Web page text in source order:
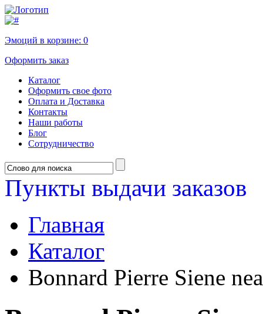
Эмоций в корзине: 0
Оформить заказ
Каталог
Оформить свое фото
Оплата и Доставка
Контакты
Наши работы
Блог
Сотрудничество
Пункты выдачи заказов
Главная
Каталог
Bonnard Pierre Siene